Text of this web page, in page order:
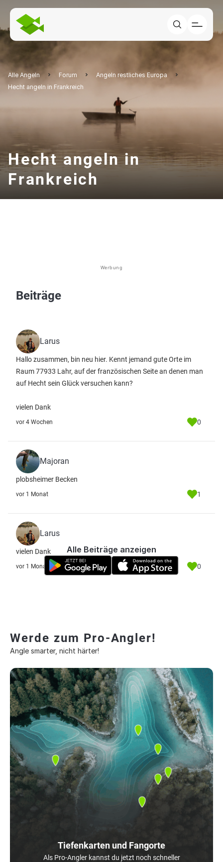
Alle Angeln Forum
Angeln restliches Europa
Hecht angeln in Frankreich
Hecht angeln in
Frankreich
Werbung
Beiträge
Larus
Hallo zusammen, bin neu hier. Kennt jemand gute Orte im
Raum 77933 Lahr, auf der französischen Seite an denen man
auf Hecht sein Glück versuchen kann?
vielen Dank
vor 4 Wochen 0
Majoran
plobsheimer Becken
vor 1 Monat 1
Larus
vielen Dank
vor 1 Monat 0
Alle Beiträge anzeigen
Werde zum Pro-Angler!
Angle smarter, nicht härter!
Tiefenkarten und Fangorte
Als Pro-Angler kannst du jetzt noch schneller